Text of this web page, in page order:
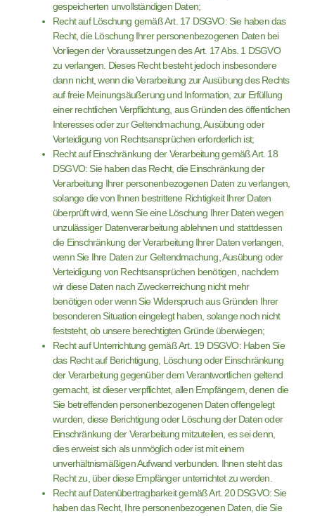
gespeicherten unvollständigen Daten;
Recht auf Löschung gemäß Art. 17 DSGVO: Sie haben das
Recht, die Löschung Ihrer personenbezogenen Daten bei
Vorliegen der Voraussetzungen des Art. 17 Abs. 1 DSGVO
zu verlangen. Dieses Recht besteht jedoch insbesondere
dann nicht, wenn die Verarbeitung zur Ausübung des Rechts
auf freie Meinungsäußerung und Information, zur Erfüllung
einer rechtlichen Verpflichtung, aus Gründen des öffentlichen
Interesses oder zur Geltendmachung, Ausübung oder
Verteidigung von Rechtsansprüchen erforderlich ist;
Recht auf Einschränkung der Verarbeitung gemäß Art. 18
DSGVO: Sie haben das Recht, die Einschränkung der
Verarbeitung Ihrer personenbezogenen Daten zu verlangen,
solange die von Ihnen bestrittene Richtigkeit Ihrer Daten
überprüft wird, wenn Sie eine Löschung Ihrer Daten wegen
unzulässiger Datenverarbeitung ablehnen und stattdessen
die Einschränkung der Verarbeitung Ihrer Daten verlangen,
wenn Sie Ihre Daten zur Geltendmachung, Ausübung oder
Verteidigung von Rechtsansprüchen benötigen, nachdem
wir diese Daten nach Zweckerreichung nicht mehr
benötigen oder wenn Sie Widerspruch aus Gründen Ihrer
besonderen Situation eingelegt haben, solange noch nicht
feststeht, ob unsere berechtigten Gründe überwiegen;
Recht auf Unterrichtung gemäß Art. 19 DSGVO: Haben Sie
das Recht auf Berichtigung, Löschung oder Einschränkung
der Verarbeitung gegenüber dem Verantwortlichen geltend
gemacht, ist dieser verpflichtet, allen Empfängern, denen die
Sie betreffenden personenbezogenen Daten offengelegt
wurden, diese Berichtigung oder Löschung der Daten oder
Einschränkung der Verarbeitung mitzuteilen, es sei denn,
dies erweist sich als unmöglich oder ist mit einem
unverhältnismäßigen Aufwand verbunden. Ihnen steht das
Recht zu, über diese Empfänger unterrichtet zu werden.
Recht auf Datenübertragbarkeit gemäß Art. 20 DSGVO: Sie
haben das Recht, Ihre personenbezogenen Daten, die Sie